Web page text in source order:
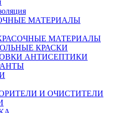
МАТЕРИАЛЫ
МАТЕРИАЛЫ
КРАСКИ
АНТИСЕПТИКИ
И ОЧИСТИТЕЛИ